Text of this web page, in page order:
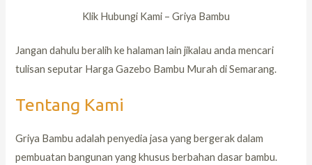
Klik Hubungi Kami – Griya Bambu
Jangan dahulu beralih ke halaman lain jikalau anda mencari
tulisan seputar Harga Gazebo Bambu Murah di Semarang.
Tentang Kami
Griya Bambu adalah penyedia jasa yang bergerak dalam
pembuatan bangunan yang khusus berbahan dasar bambu.